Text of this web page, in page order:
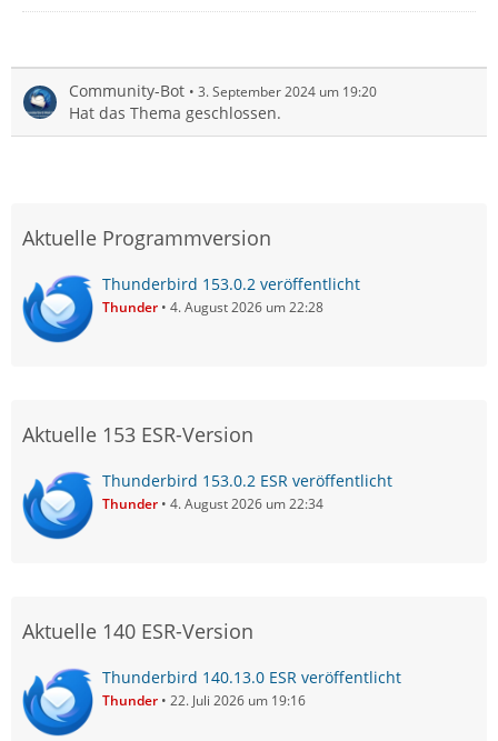
Community-Bot 3. September 2024 um 19:20
Hat das Thema geschlossen.
Aktuelle Programmversion
Thunderbird 153.0.2 veröffentlicht
Thunder 4. August 2026 um 22:28
Aktuelle 153 ESR-Version
Thunderbird 153.0.2 ESR veröffentlicht
Thunder 4. August 2026 um 22:34
Aktuelle 140 ESR-Version
Thunderbird 140.13.0 ESR veröffentlicht
Thunder 22. Juli 2026 um 19:16